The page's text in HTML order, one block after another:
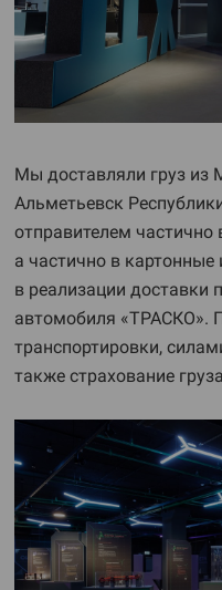
Мы доставляли груз из
Альметьевск
отправителем
а частично в
в реализации доставки
автомобиля «ТРАСКО».
транспортировки,
также страхование